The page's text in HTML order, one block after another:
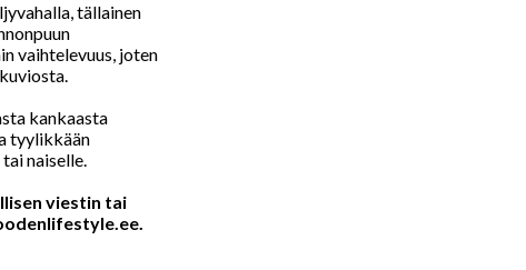
tällainen
vaihtelevuus, joten
kankaasta
tyylikkään
naiselle.
viestin tai
.